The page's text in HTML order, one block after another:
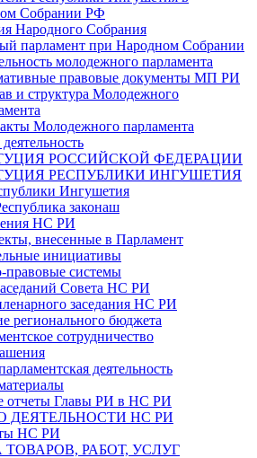
Собрании РФ
Народного Собрания
парламент при Народном Собрании
молодежного парламента
правовые документы МП РИ
и структура Молодежного
Молодежного парламента
РОССИЙСКОЙ ФЕДЕРАЦИИ
РЕСПУБЛИКИ ИНГУШЕТИЯ
Ингушетия
законаш
НС РИ
внесенные в Парламент
инициативы
правовые системы
Совета НС РИ
заседания НС РИ
регионального бюджета
сотрудничество
деятельность
отчеты Главы РИ в НС РИ
ДЕЯТЕЛЬНОСТИ НС РИ
НС РИ
РАБОТ, УСЛУГ